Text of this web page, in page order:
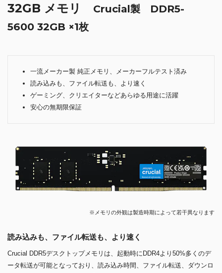
32GB メモリ
Crucial製 DDR5-
5600 32GB ×1枚
一流メーカー製 純正メモリ、メーカーフルテスト済み
読み込みも、ファイル転送も、より速く
ゲーミング、クリエイターなどあらゆる用途に活躍
安心の無期限保証
※メモリの外観は製造時期によって若干異なります
読み込みも、ファイル転送も、より速く
Crucial DDR5デスクトップメモリは、起動時にDDR4より50%多くのデ
ータ転送が可能となっており、読み込み時間、ファイル転送、ダウンロ